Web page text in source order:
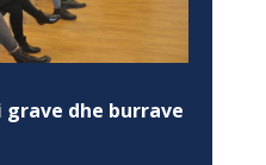
dhe burrave